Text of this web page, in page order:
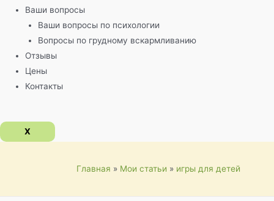
Ваши вопросы
Ваши вопросы по психологии
Вопросы по грудному вскармливанию
Отзывы
Цены
Контакты
X
Главная Мои статьи игры для детей